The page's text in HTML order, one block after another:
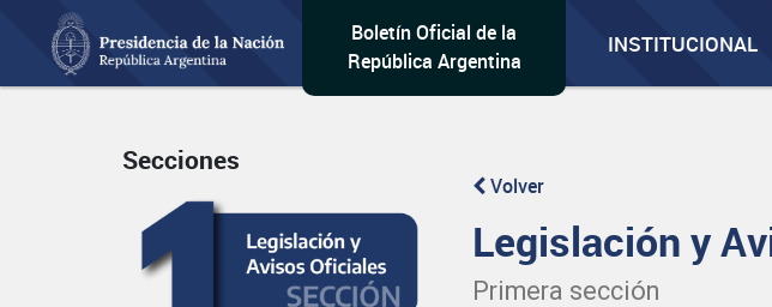
Boletín Oficial de la
República Argentina
INSTITUCIONAL
Secciones
Volver
Legislación y
Primera sección